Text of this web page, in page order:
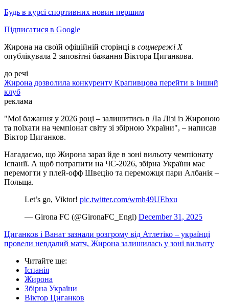
Будь в курсі спортивних новин першим
Підписатися в Google
Жирона на своїй офіційній сторінці в соцмережі X
опублікувала 2 заповітні бажання Віктора Циганкова.
до речі
Жирона дозволила конкуренту Крапивцова перейти в інший
клуб
реклама
"Мої бажання у 2026 році – залишитись в Ла Лізі із Жироною
та поїхати на чемпіонат світу зі збірною України", – написав
Віктор Циганков.
Нагадаємо, що Жирона зараз йде в зоні вильоту чемпіонату
Іспанії. А щоб потрапити на ЧС-2026, збірна України має
перемогти у плей-офф Швецію та переможця пари Албанія –
Польща.
Let’s go, Viktor! pic.twitter.com/wmh49UEbxu
— Girona FC (@GironaFC_Engl) December 31, 2025
Циганков і Ванат зазнали розгрому від Атлетіко – українці
провели невдалий матч, Жирона залишилась у зоні вильоту
Читайте ще:
Іспанія
Жирона
Збірна України
Віктор Циганков